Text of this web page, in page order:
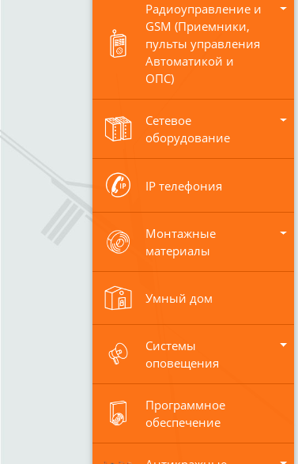
Радиоуправление и
GSM (Приемники,
пульты управления
Автоматикой и
ОПС)
Сетевое
оборудование
IP телефония
Монтажные
материалы
Умный дом
Системы
оповещения
Программное
обеспечение